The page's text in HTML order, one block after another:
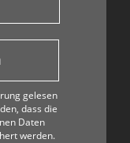
gelesen
dass die
Daten
werden.